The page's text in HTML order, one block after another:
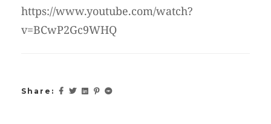
https://www.youtube.com/watch?
v=BCwP2Gc9WHQ
Share: